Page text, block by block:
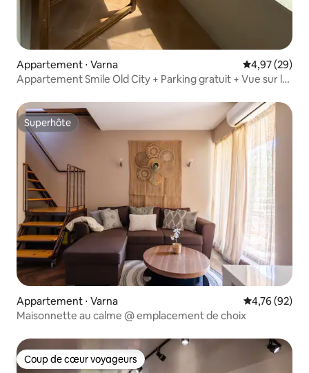
Appartement ⋅ Varna Évaluation
4,97 (29)
Appartement Smile Old City + Parking gratuit + Vue sur la
Superhôte
Superhôte
Appartement ⋅ Varna Évaluation
4,76 (92)
Maisonnette au calme @ emplacement de choix
Coup de cœur voyageurs
Coup de cœur voyageurs